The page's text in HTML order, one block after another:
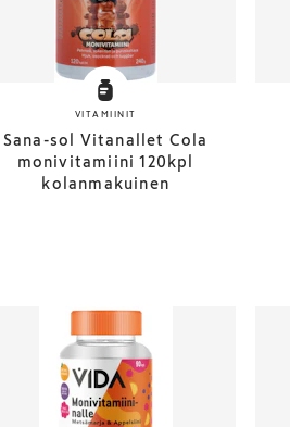
VITAMIINIT
Sana-sol Vitanallet Cola
monivitamiini 120kpl
kolanmakuinen